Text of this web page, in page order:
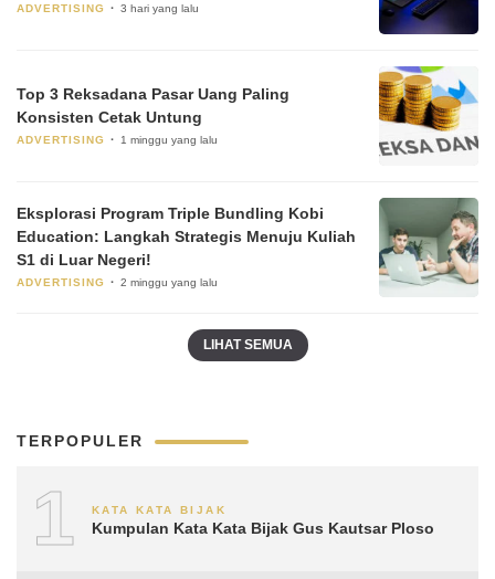
ADVERTISING 3 hari yang lalu
Top 3 Reksadana Pasar Uang Paling
Konsisten Cetak Untung
ADVERTISING 1 minggu yang lalu
Eksplorasi Program Triple Bundling Kobi
Education: Langkah Strategis Menuju Kuliah
S1 di Luar Negeri!
ADVERTISING 2 minggu yang lalu
LIHAT SEMUA
TERPOPULER
1 KATA KATA BIJAK
Kumpulan Kata Kata Bijak Gus Kautsar Ploso